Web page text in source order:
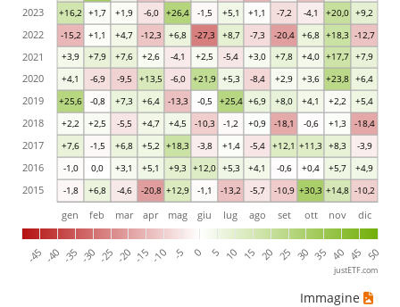
-1,8 +6,8 -4,6 -20,8 +12,9 -1,1 -13,2 -5,7 -10,9 +30,3 +14,8 -10,2
-1,0 0,0 +3,1 +5,1 +9,3 +12,0 +5,3 +4,1 -0,6 +0,4 +5,7 +4,9
+7,6 -1,5 +6,8 +5,2 +18,3 -3,8 +1,4 -5,4 +12,1 +11,3 +8,3 -3,9
+2,2 +2,5 -5,5 +4,7 +4,5 -10,3 -1,2 +0,9 -18,1 -0,6 +1,3 -18,4
+25,6 -0,8 +7,3 +6,4 -13,3 -0,5 +25,4 +6,9 +8,0 +4,1 +2,2 +5,4
+4,1 -6,9 -9,5 +13,5 -6,0 +21,9 +5,3 -8,4 +2,9 +3,6 +23,8 +6,4
+3,9 +7,9 +7,6 +2,6 -4,1 +2,5 -5,4 +3,0 +7,8 +4,0 +17,7 +7,9
-15,2 +1,1 +4,7 -12,3 +6,8 -27,3 +8,7 -7,3 -20,4 +6,8 +18,3 -12,7
+16,2 +1,7 +1,9 -6,0 +26,4 -1,5 +5,1 +1,1 -7,2 -4,1 +20,0 +9,2
-45 -40 -35 -30 -25 -20 -15 -10 -5 0 5 10 15 20 25 30 35 40 45 50
gen feb mar apr mag giu lug ago set ott nov dic
2015
2016
2017
2018
2019
2020
2021
2022
2023
justETF.com
Immagine